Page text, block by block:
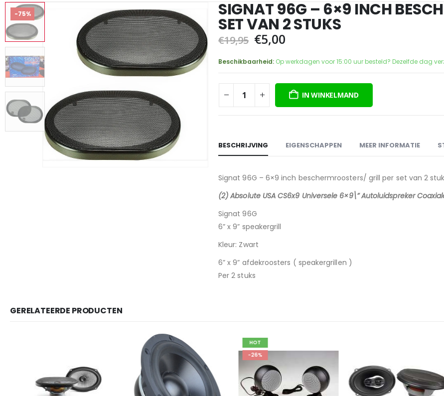
-75% SIGNAT 96G – 6×9 INCH
SET VAN 2 STUKS
€19,95 Oorspronkelijke
prijs
was:
€19,95.
€5,00
is:
€5,00.
Beschikbaarheid: Op werkdagen voor 15:00 uur besteld? Dezelfde dag
IN WINKELMAND
BESCHRIJVING EIGENSCHAPPEN MEER INFORMATIE
Signat 96G – 6×9 inch beschermroosters/ grill per set van 2
(2) Absolute USA CS6x9 Universele 6×9\” Autoluidspreker
Signat 96G
6” x 9” speakergrill
Kleur: Zwart
6” x 9” afdekroosters ( speakergrillen )
Per 2 stuks
GERELATEERDE PRODUCTEN
HOT
-26%